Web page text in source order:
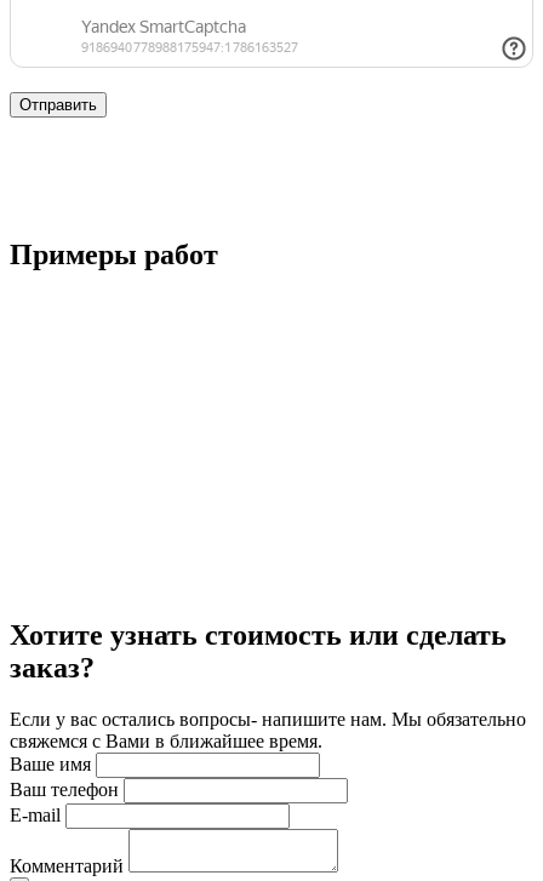
Отправить
Примеры работ
Хотите узнать стоимость или сделать
заказ?
Если у вас остались вопросы- напишите нам. Мы обязательно
свяжемся с Вами в ближайшее время.
Ваше имя
Ваш телефон
E-mail
Комментарий